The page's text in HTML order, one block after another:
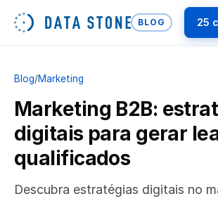
BLOG 25
Blog/Marketing
Marketing B2B:
digitais para gerar
qualificados
Descubra estratégias digitais no